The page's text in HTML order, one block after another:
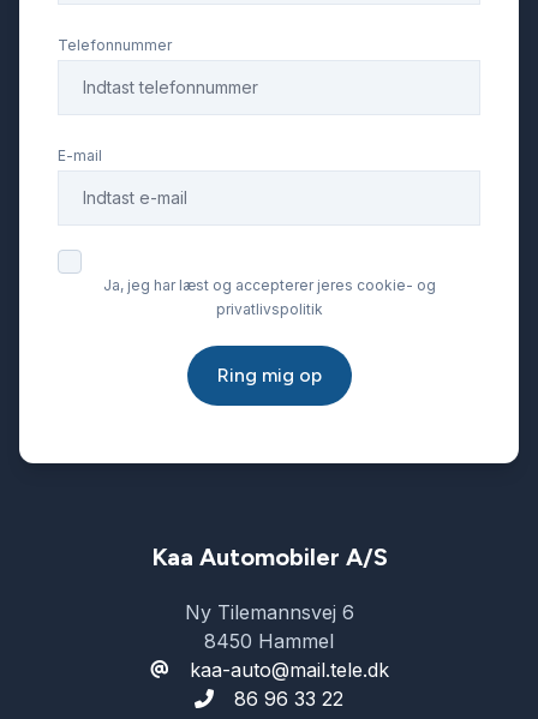
Telefonnummer
E-mail
Ja, jeg har læst og accepterer jeres cookie- og
privatlivspolitik
Ring mig op
Kaa Automobiler A/S
Ny Tilemannsvej 6
8450 Hammel
kaa-auto@mail.tele.dk
86 96 33 22